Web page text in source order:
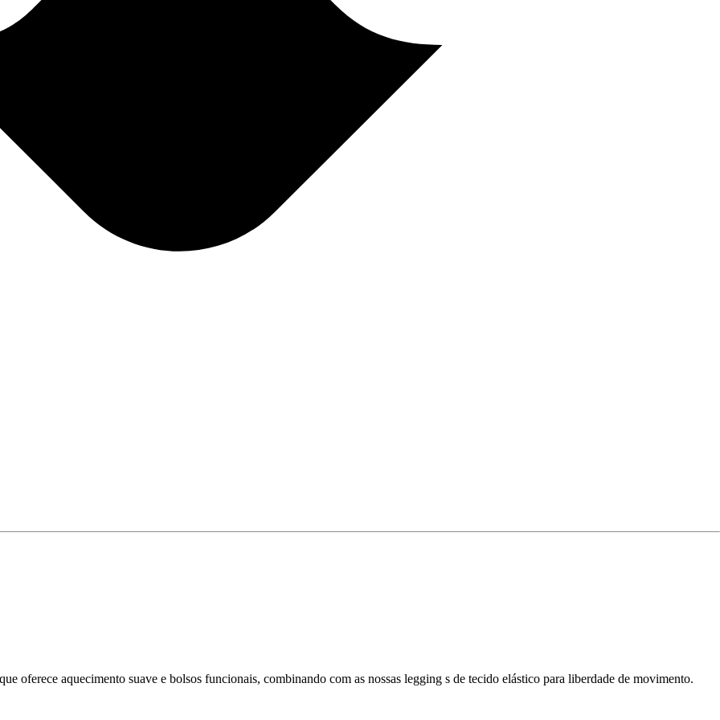
oferece aquecimento suave e bolsos funcionais, combinando com as nossas legging s de tecido elástico para liberdade de movimento.